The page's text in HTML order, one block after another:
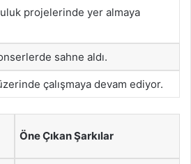
projelerinde yer almaya
sahne aldı.
çalışmaya devam ediyor.
Öne Çıkan Şarkılar